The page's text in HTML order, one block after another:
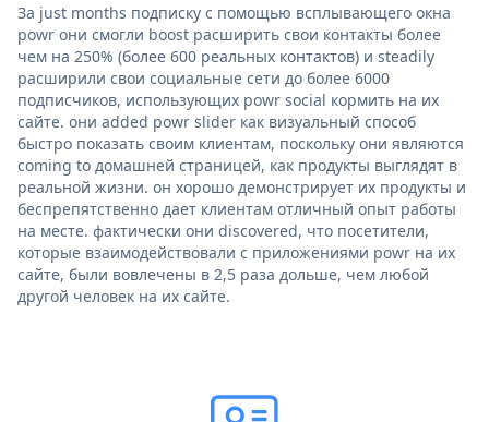
За just months подписку с помощью всплывающего окна
powr они смогли boost расширить свои контакты более
чем на 250% (более 600 реальных контактов) и steadily
расширили свои социальные сети до более 6000
подписчиков, использующих powr social кормить на их
сайте. они added powr slider как визуальный способ
быстро показать своим клиентам, поскольку они являются
coming to домашней страницей, как продукты выглядят в
реальной жизни. он хорошо демонстрирует их продукты и
беспрепятственно дает клиентам отличный опыт работы
на месте. фактически они discovered, что посетители,
которые взаимодействовали с приложениями powr на их
сайте, были вовлечены в 2,5 раза дольше, чем любой
другой человек на их сайте.